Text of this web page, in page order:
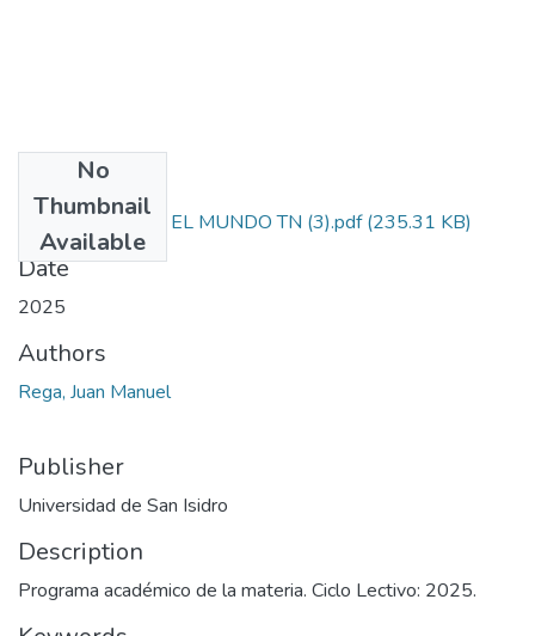
No
Thumbnail
Available
EL HOMBRE Y EL MUNDO TN (3).pdf(235.31 KB)
Date
2025
Authors
Rega, Juan Manuel
Publisher
Universidad de San Isidro
Description
Programa académico de la materia. Ciclo Lectivo: 2025.